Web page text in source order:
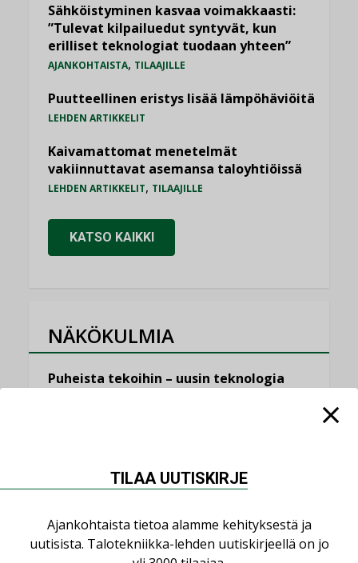
Sähköistyminen kasvaa voimakkaasti:
”Tulevat kilpailuedut syntyvät, kun
erilliset teknologiat tuodaan yhteen”
AJANKOHTAISTA, TILAAJILLE
Puutteellinen eristys lisää lämpöhäviöitä
LEHDEN ARTIKKELIT
Kaivamattomat menetelmät
vakiinnuttavat asemansa taloyhtiöissä
LEHDEN ARTIKKELIT, TILAAJILLE
KATSO KAIKKI
NÄKÖKULMIA
Puheista tekoihin – uusin teknologia
ilmanvaihtoa
KOLUMNI
TILAA UUTISKIRJE
Ajankohtaista tietoa alamme kehityksestä ja
uutisista. Talotekniikka-lehden uutiskirjeellä on jo